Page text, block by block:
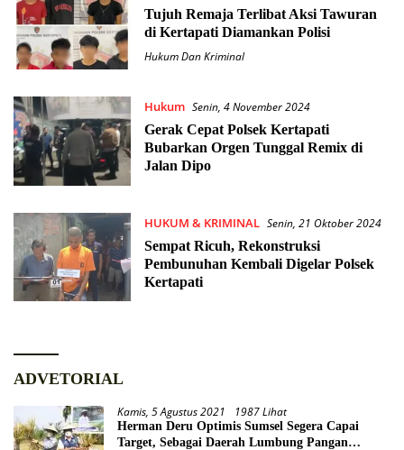
2024
Tujuh Remaja Terlibat Aksi Tawuran
di Kertapati Diamankan Polisi
Hukum Dan Kriminal
Hukum Senin, 4 November 2024
Gerak Cepat Polsek Kertapati
Bubarkan Orgen Tunggal Remix di
Jalan Dipo
HUKUM & KRIMINAL Senin, 21 Oktober 2024
Sempat Ricuh, Rekonstruksi
Pembunuhan Kembali Digelar Polsek
Kertapati
ADVETORIAL
Kamis, 5 Agustus 2021 1987 Lihat
Herman Deru Optimis Sumsel Segera Capai
Target, Sebagai Daerah Lumbung Pangan